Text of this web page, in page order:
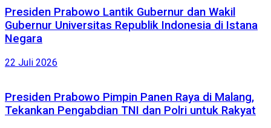
Presiden Prabowo Lantik Gubernur dan Wakil
Gubernur Universitas Republik Indonesia di Istana
Negara
22 Juli 2026
Presiden Prabowo Pimpin Panen Raya di Malang,
Tekankan Pengabdian TNI dan Polri untuk Rakyat